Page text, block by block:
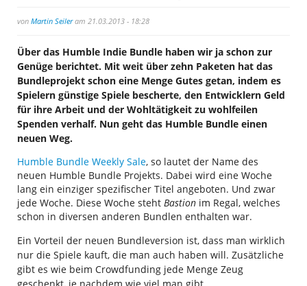
von Martin Seileram 21.03.2013 - 18:28
Über das Humble Indie Bundle haben wir ja schon zur
Genüge berichtet. Mit weit über zehn Paketen hat das
Bundleprojekt schon eine Menge Gutes getan, indem es
Spielern günstige Spiele bescherte, den Entwicklern Geld
für ihre Arbeit und der Wohltätigkeit zu wohlfeilen
Spenden verhalf. Nun geht das Humble Bundle einen
neuen Weg.
Humble Bundle Weekly Sale, so lautet der Name des
neuen Humble Bundle Projekts. Dabei wird eine Woche
lang ein einziger spezifischer Titel angeboten. Und zwar
jede Woche. Diese Woche steht Bastion im Regal, welches
schon in diversen anderen Bundlen enthalten war.
Ein Vorteil der neuen Bundleversion ist, dass man wirklich
nur die Spiele kauft, die man auch haben will. Zusätzliche
gibt es wie beim Crowdfunding jede Menge Zeug